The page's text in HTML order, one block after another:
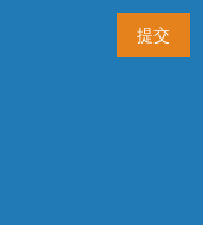
提交